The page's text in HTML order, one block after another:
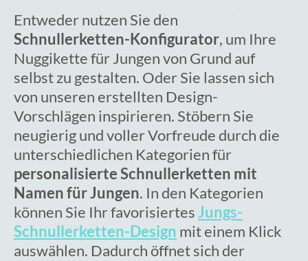
Entweder nutzen Sie den
Schnullerketten-Konfigurator, um Ihre
Nuggikette für Jungen von Grund auf
selbst zu gestalten. Oder Sie lassen sich
von unseren erstellten Design-
Vorschlägen inspirieren. Stöbern Sie
neugierig und voller Vorfreude durch die
unterschiedlichen Kategorien für
personalisierte Schnullerketten mit
Namen für Jungen. In den Kategorien
können Sie Ihr favorisiertesJungs-
Schnullerketten-Design mit einem Klick
auswählen. Dadurch öffnet sich der